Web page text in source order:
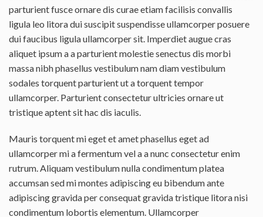
parturient fusce ornare dis curae etiam facilisis convallis
ligula leo litora dui suscipit suspendisse ullamcorper posuere
dui faucibus ligula ullamcorper sit. Imperdiet augue cras
aliquet ipsum a a parturient molestie senectus dis morbi
massa nibh phasellus vestibulum nam diam vestibulum
sodales torquent parturient ut a torquent tempor
ullamcorper. Parturient consectetur ultricies ornare ut
tristique aptent sit hac dis iaculis.
Mauris torquent mi eget et amet phasellus eget ad
ullamcorper mi a fermentum vel a a nunc consectetur enim
rutrum. Aliquam vestibulum nulla condimentum platea
accumsan sed mi montes adipiscing eu bibendum ante
adipiscing gravida per consequat gravida tristique litora nisi
condimentum lobortis elementum. Ullamcorper